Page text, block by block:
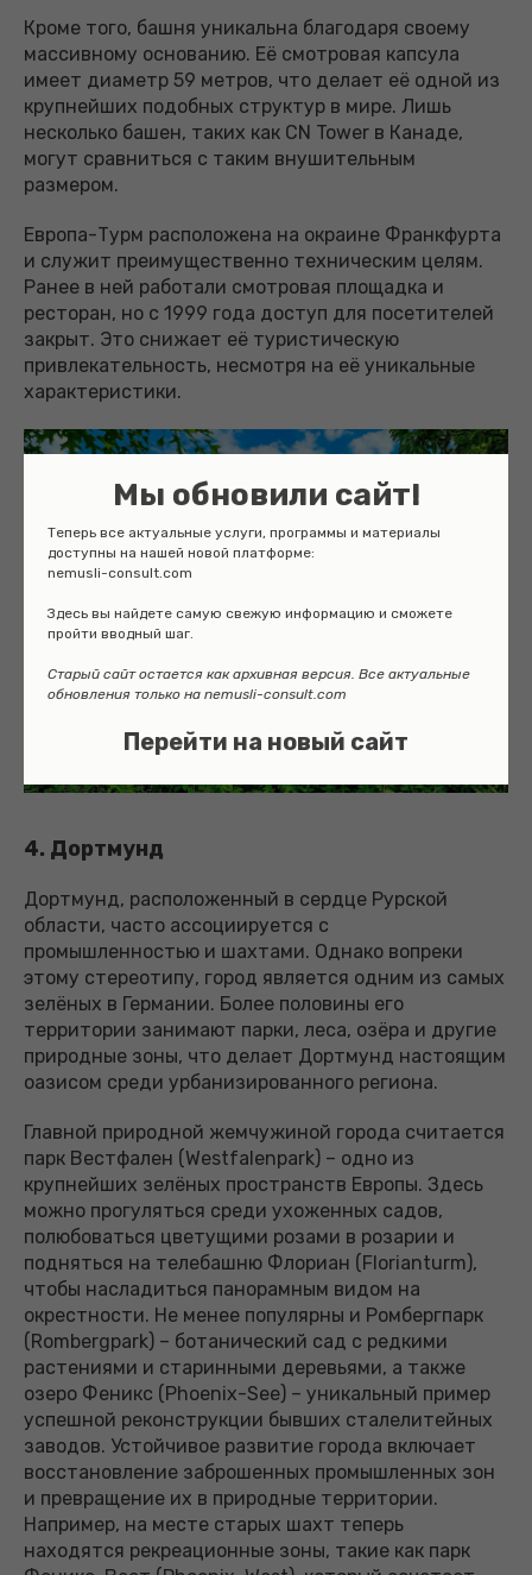
Кроме того, башня уникальна благодаря своему
массивному основанию. Её смотровая капсула
имеет диаметр 59 метров, что делает её одной из
крупнейших подобных структур в мире. Лишь
несколько башен, таких как CN Tower в Канаде,
могут сравниться с таким внушительным
размером.
Европа-Турм расположена на окраине Франкфурта
и служит преимущественно техническим целям.
Ранее в ней работали смотровая площадка и
ресторан, но с 1999 года доступ для посетителей
закрыт. Это снижает её туристическую
привлекательность, несмотря на её уникальные
характеристики.
4. Дортмунд
Дортмунд, расположенный в сердце Рурской
области, часто ассоциируется с
промышленностью и шахтами. Однако вопреки
этому стереотипу, город является одним из самых
зелёных в Германии. Более половины его
территории занимают парки, леса, озёра и другие
природные зоны, что делает Дортмунд настоящим
оазисом среди урбанизированного региона.
Главной природной жемчужиной города считается
парк Вестфален (Westfalenpark) – одно из
крупнейших зелёных пространств Европы. Здесь
можно прогуляться среди ухоженных садов,
полюбоваться цветущими розами в розарии и
подняться на телебашню Флориан (Florianturm),
чтобы насладиться панорамным видом на
окрестности. Не менее популярны и Ромбергпарк
(Rombergpark) – ботанический сад с редкими
растениями и старинными деревьями, а также
озеро Феникс (Phoenix-See) – уникальный пример
успешной реконструкции бывших сталелитейных
заводов. Устойчивое развитие города включает
восстановление заброшенных промышленных зон
и превращение их в природные территории.
Например, на месте старых шахт теперь
находятся рекреационные зоны, такие как парк
Мы обновили сайт!
Теперь все актуальные услуги, программы и материалы
доступны на нашей новой платформе:
nemusli-consult.com
Здесь вы найдете самую свежую информацию и сможете
пройти вводный шаг.
Старый сайт остается как архивная версия. Все актуальные
обновления только на nemusli-consult.com
Перейти на новый сайт